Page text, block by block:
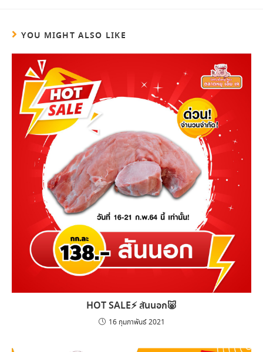
YOU MIGHT ALSO LIKE
HOT SALE⚡️ สันนอก🐷
16 กุมภาพันธ์ 2021